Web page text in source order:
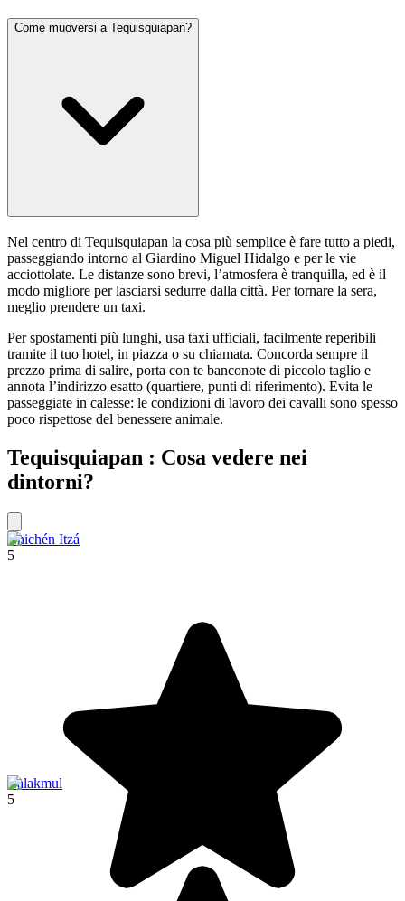
Come muoversi a Tequisquiapan?
Nel centro di Tequisquiapan la cosa più semplice è fare tutto a piedi,
passeggiando intorno al Giardino Miguel Hidalgo e per le vie
acciottolate. Le distanze sono brevi, l’atmosfera è tranquilla, ed è il
modo migliore per lasciarsi sedurre dalla città. Per tornare la sera,
meglio prendere un taxi.
Per spostamenti più lunghi, usa taxi ufficiali, facilmente reperibili
tramite il tuo hotel, in piazza o su chiamata. Concorda sempre il
prezzo prima di salire, porta con te banconote di piccolo taglio e
annota l’indirizzo esatto (quartiere, punti di riferimento). Evita le
passeggiate in calesse: le condizioni di lavoro dei cavalli sono spesso
poco rispettose del benessere animale.
Tequisquiapan : Cosa vedere nei
dintorni?
Chichén Itzá
5
Calakmul
5